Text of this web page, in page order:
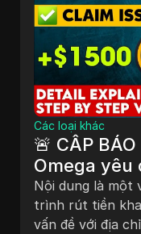
Các loại khác
🚨 CẤP
Omega yêu
Mạng
Ví
Nội dung là một
trình rút tiền
vấn đề với địa